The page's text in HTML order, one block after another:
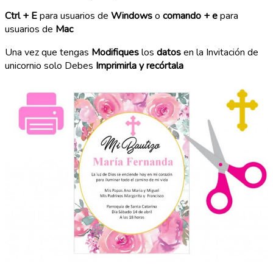
Ctrl + Epara usuarios de Windowso comando + epara
usuarios de Mac
Una vez que tengas Modifiqueslos datosen la Invitación de
unicornio solo Debes Imprimirla y recórtala